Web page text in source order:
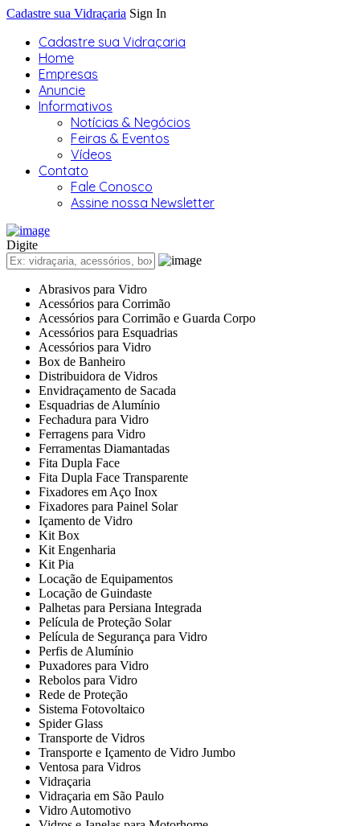
Cadastre sua Vidraçaria Sign In
Cadastre sua Vidraçaria
Home
Empresas
Anuncie
Informativos
Notícias & Negócios
Feiras & Eventos
Vídeos
Contato
Fale Conosco
Assine nossa Newsletter
Digite
Abrasivos para Vidro
Acessórios para Corrimão
Acessórios para Corrimão e Guarda Corpo
Acessórios para Esquadrias
Acessórios para Vidro
Box de Banheiro
Distribuidora de Vidros
Envidraçamento de Sacada
Esquadrias de Alumínio
Fechadura para Vidro
Ferragens para Vidro
Ferramentas Diamantadas
Fita Dupla Face
Fita Dupla Face Transparente
Fixadores em Aço Inox
Fixadores para Painel Solar
Içamento de Vidro
Kit Box
Kit Engenharia
Kit Pia
Locação de Equipamentos
Locação de Guindaste
Palhetas para Persiana Integrada
Película de Proteção Solar
Película de Segurança para Vidro
Perfis de Alumínio
Puxadores para Vidro
Rebolos para Vidro
Rede de Proteção
Sistema Fotovoltaico
Spider Glass
Transporte de Vidros
Transporte e Içamento de Vidro Jumbo
Ventosa para Vidros
Vidraçaria
Vidraçaria em São Paulo
Vidro Automotivo